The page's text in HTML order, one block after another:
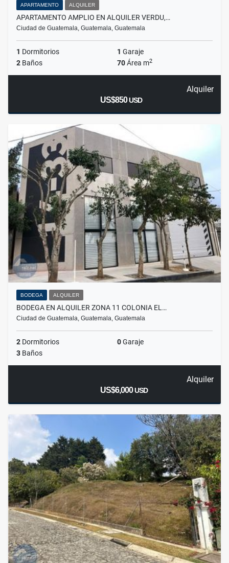
APARTAMENTO ALQUILER
APARTAMENTO AMPLIO EN ALQUILER VERDU,…
Ciudad de Guatemala, Guatemala, Guatemala
1 Dormitorios 1 Garaje
2 Baños 70Área m2
Alquiler
US$850USD
BODEGA ALQUILER
BODEGA EN ALQUILER ZONA 11 COLONIA EL…
Ciudad de Guatemala, Guatemala, Guatemala
2 Dormitorios 0Garaje
3 Baños
Alquiler
US$6,000USD